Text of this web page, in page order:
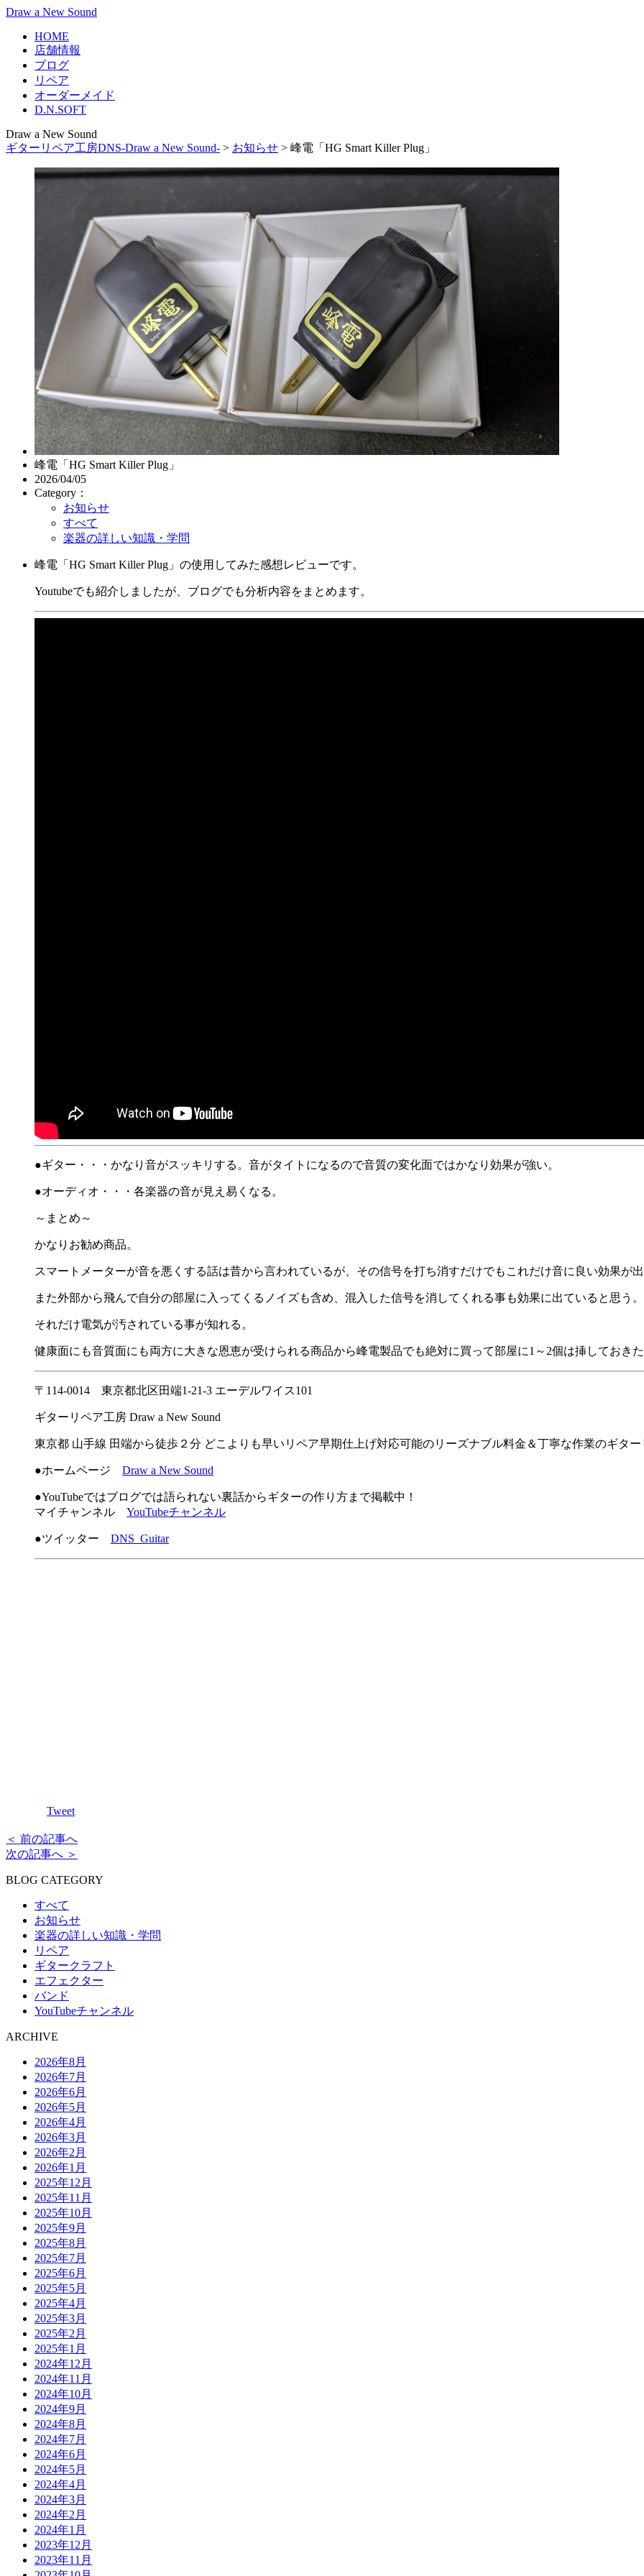
Draw a New Sound
HOME
店舗情報
ブログ
リペア
オーダーメイド
D.N.SOFT
Draw a New Sound
ギターリペア工房DNS-Draw a New Sound- > お知らせ > 峰電「HG Smart Killer Plug」
峰電「HG Smart Killer Plug」
2026/04/05
Category：
お知らせ
すべて
楽器の詳しい知識・学問
峰電「HG Smart Killer Plug」の使用してみた感想レビューです。
Youtubeでも紹介しましたが、ブログでも分析内容をまとめます。
●ギター・・・かなり音がスッキリする。音がタイトになるので音質の変化面ではかなり効果が強い。
●オーディオ・・・各楽器の音が見え易くなる。
～まとめ～
かなりお勧め商品。
スマートメーターが音を悪くする話は昔から言われているが、その信号を打ち消すだけでもこれだけ音に良い効果が出
また外部から飛んで自分の部屋に入ってくるノイズも含め、混入した信号を消してくれる事も効果に出ていると思う。
それだけ電気が汚されている事が知れる。
健康面にも音質面にも両方に大きな恩恵が受けられる商品から峰電製品でも絶対に買って部屋に1～2個は挿しておきた
〒114-0014 東京都北区田端1-21-3 エーデルワイス101
ギターリペア工房 Draw a New Sound
東京都 山手線 田端から徒歩２分 どこよりも早いリペア早期仕上げ対応可能のリーズナブル料金＆丁寧な作業のギタ
●ホームページ Draw a New Sound
●YouTubeではブログでは語られない裏話からギターの作り方まで掲載中！
マイチャンネル YouTubeチャンネル
●ツイッター DNS_Guitar
Tweet
＜ 前の記事へ
次の記事へ ＞
BLOG CATEGORY
すべて
お知らせ
楽器の詳しい知識・学問
リペア
ギタークラフト
エフェクター
バンド
YouTubeチャンネル
ARCHIVE
2026年8月
2026年7月
2026年6月
2026年5月
2026年4月
2026年3月
2026年2月
2026年1月
2025年12月
2025年11月
2025年10月
2025年9月
2025年8月
2025年7月
2025年6月
2025年5月
2025年4月
2025年3月
2025年2月
2025年1月
2024年12月
2024年11月
2024年10月
2024年9月
2024年8月
2024年7月
2024年6月
2024年5月
2024年4月
2024年3月
2024年2月
2024年1月
2023年12月
2023年11月